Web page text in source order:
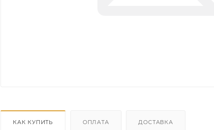
КАК КУПИТЬ ОПЛАТА ДОСТАВКА